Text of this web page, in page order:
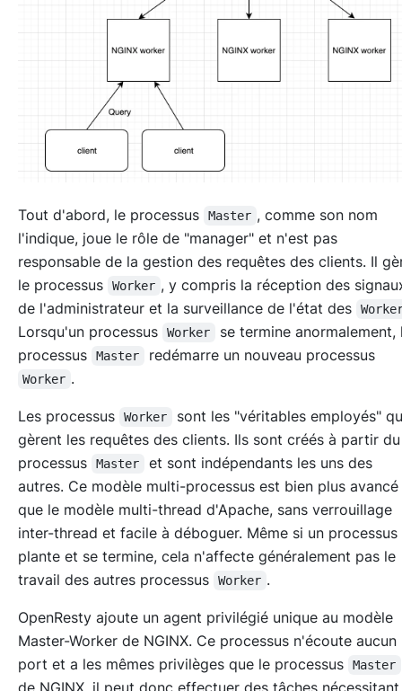
Tout d'abord, le processus Master , comme son nom
l'indique, joue le rôle de "manager" et n'est pas
responsable de la gestion des requêtes des clients. Il
le processus
Worker , y compris la réception des
de l'administrateur et la surveillance de l'état des
Lorsqu'un processus Worker
se termine
processus
Master redémarre un nouveau processus
Worker .
Les processus Worker
sont les "véritables employés"
gèrent les requêtes des clients. Ils sont créés à partir du
processus
Master
et sont indépendants les uns des
autres. Ce modèle multi-processus est bien plus avancé
que le modèle multi-thread d'Apache, sans verrouillage
inter-thread et facile à déboguer. Même si un processus
plante et se termine, cela n'affecte généralement pas le
travail des autres processus
Worker .
OpenResty ajoute un agent privilégié unique au modèle
Master-Worker de NGINX. Ce processus n'écoute aucun
port et a les mêmes privilèges que le processus
Master